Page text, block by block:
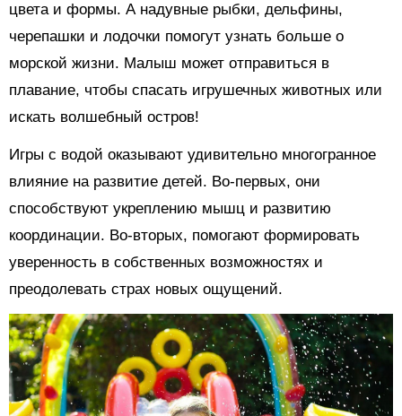
цвета и формы. А надувные рыбки, дельфины,
черепашки и лодочки помогут узнать больше о
морской жизни. Малыш может отправиться в
плавание, чтобы спасать игрушечных животных или
искать волшебный остров!
Игры с водой оказывают удивительно многогранное
влияние на развитие детей. Во-первых, они
способствуют укреплению мышц и развитию
координации. Во-вторых, помогают формировать
уверенность в собственных возможностях и
преодолевать страх новых ощущений.